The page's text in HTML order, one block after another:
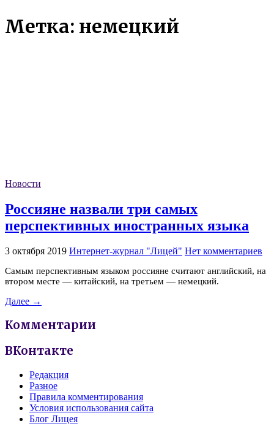
Метка: немецкий
Новости
Россияне назвали три самых
перспективных иностранных языка
3 октября 2019 Интернет-журнал "Лицей" Нет комментариев
Самым перспективным языком россияне считают английский, на
втором месте — китайский, на третьем — немецкий.
Далее →
Комментарии
ВКонтакте
Редакция
Разное
Правила комментирования
Условия использования сайта
Блог Лицея